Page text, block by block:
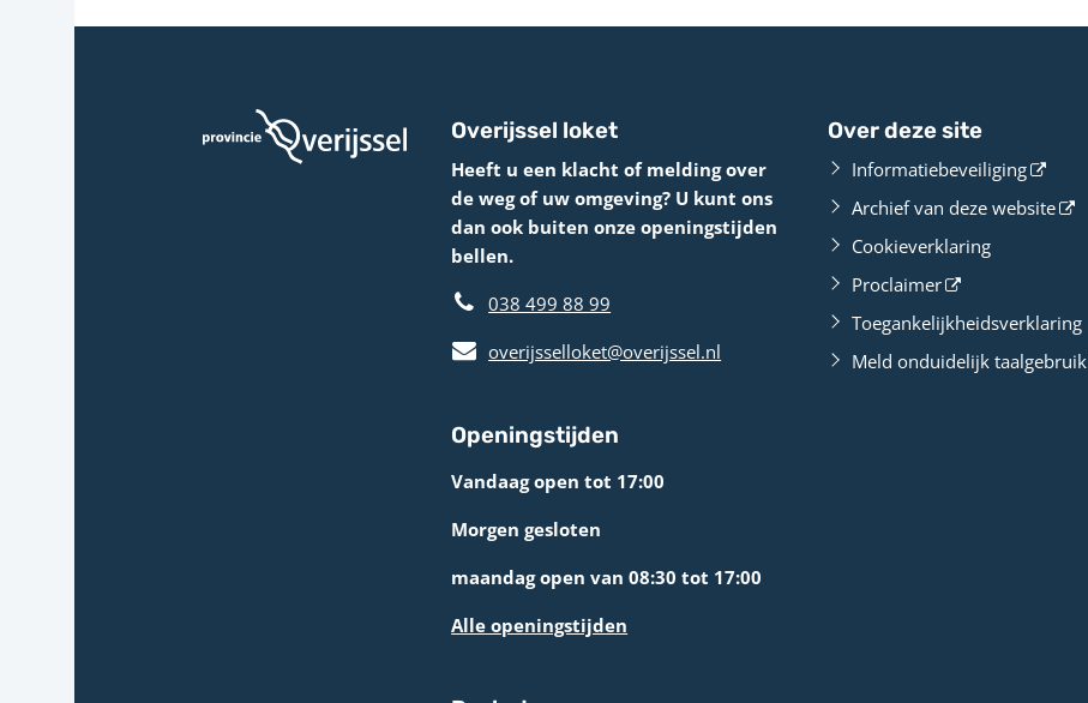
Overijssel loket
Heeft u een klacht of melding over
de weg of uw omgeving? U kunt ons
dan ook buiten onze openingstijden
bellen.
038 499 88 99
overijsselloket@overijssel.nl
Openingstijden
Vandaag open tot 17:00
Morgen gesloten
maandag open van 08:30 tot 17:00
Alle openingstijden
Over deze site
Informatiebeveiliging
Archief van deze website
Cookieverklaring
Proclaimer
Toegankelijkheidsverklaring
Meld onduidelijk taalgebruik